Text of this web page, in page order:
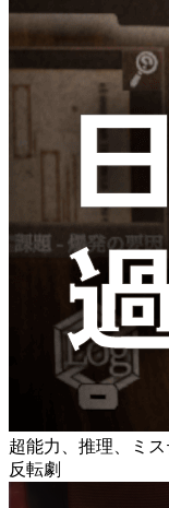
超能力、推理、ミ
反転劇